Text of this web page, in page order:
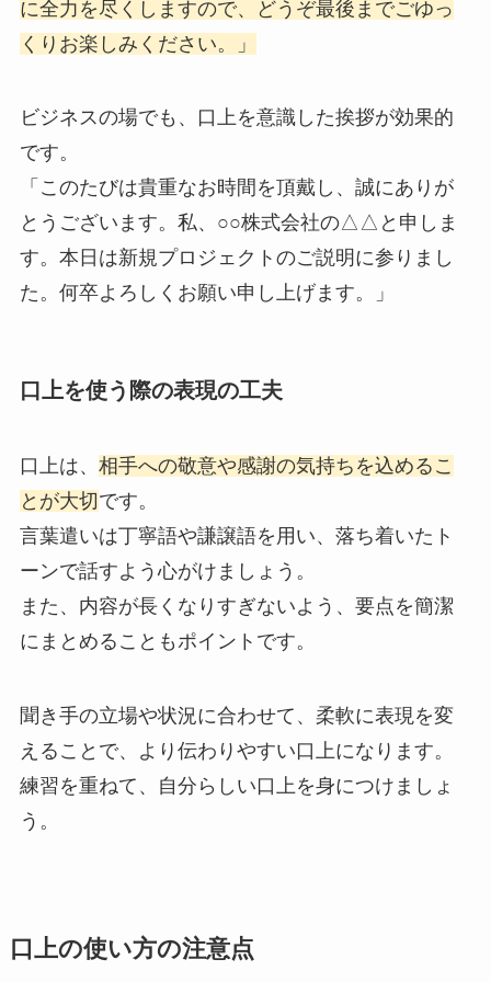
に全力を尽くしますので、どうぞ最後までごゆっ
くりお楽しみください。」
ビジネスの場でも、口上を意識した挨拶が効果的
です。
「このたびは貴重なお時間を頂戴し、誠にありが
とうございます。私、○○株式会社の△△と申しま
す。本日は新規プロジェクトのご説明に参りまし
た。何卒よろしくお願い申し上げます。」
口上を使う際の表現の工夫
口上は、 相手への敬意や感謝の気持ちを込めるこ
とが大切です。
言葉遣いは丁寧語や謙譲語を用い、落ち着いたト
ーンで話すよう心がけましょう。
また、内容が長くなりすぎないよう、要点を簡潔
にまとめることもポイントです。
聞き手の立場や状況に合わせて、柔軟に表現を変
えることで、より伝わりやすい口上になります。
練習を重ねて、自分らしい口上を身につけましょ
う。
口上の使い方の注意点